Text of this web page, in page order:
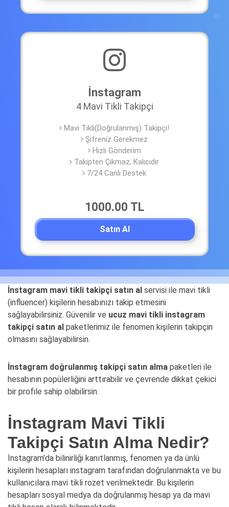
İnstagram
4 Mavi Tikli Takipçi
Mavi Tikli(Doğrulanmış) Takipçi!
Şifreniz Gerekmez
Hızlı Gönderim
Takipten Çıkmaz, Kalıcıdır
7/24 Canlı Destek
1000.00 TL
Satın Al
İnstagram mavi tikli takipçi satın al servisi ile mavi tikli
(influencer) kişilerin hesabınızı takip etmesini
sağlayabilirsiniz. Güvenilir ve ucuz mavi tikli instagram
takipçi satın al paketlerimiz ile fenomen kişilerin takipçin
olmasını sağlayabilirsin.
İnstagram doğrulanmış takipçi satın alma paketleri ile
hesabının popülerliğini arttırabilir ve çevrende dikkat çekici
bir profile sahip olabilirsin.
İnstagram Mavi Tikli
Takipçi Satın Alma Nedir?
İnstagram’da bilinirliği kanıtlanmış, fenomen ya da ünlü
kişilerin hesapları instagram tarafından doğrulanmakta ve bu
kullanıcılara mavi tikli rozet verilmektedir. Bu kişilerin
hesapları sosyal medya da doğrulanmış hesap ya da mavi